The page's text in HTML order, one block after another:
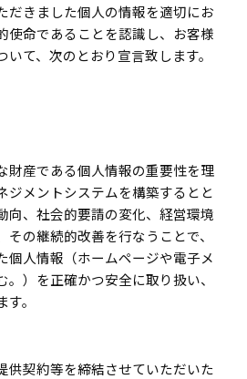
だきました個人の情報を適切にお
使命であることを認識し、お客様
て、次のとおり宣言致します。
財産である個人情報の重要性を理
ジメントシステムを構築するとと
向、社会的要請の変化、経営環境
の継続的改善を行なうことで、
個人情報（ホームページや電子メ
）を正確かつ安全に取り扱い、
。
供契約等を締結させていただいた